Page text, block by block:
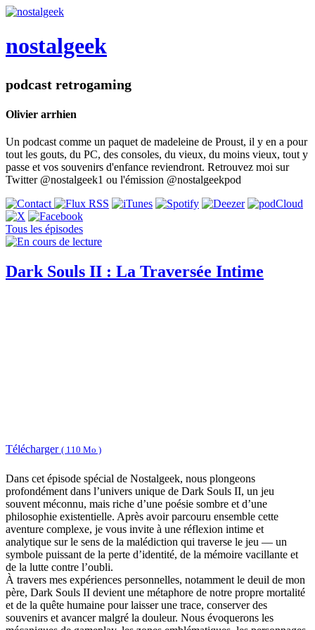
nostalgeek
podcast retrogaming
Olivier arrhien
Un podcast comme un paquet de madeleine de Proust, il y en a pour
tout les gouts, du PC, des consoles, du vieux, du moins vieux, tout y
passe et vos souvenirs d'enfance reviendront. Retrouvez moi sur
Twitter @nostalgeek1 ou l'émission @nostalgeekpod
Tous les épisodes
Dark Souls II : La Traversée Intime
Télécharger ( 110 Mo )
Dans cet épisode spécial de Nostalgeek, nous plongeons
profondément dans l’univers unique de Dark Souls II, un jeu
souvent méconnu, mais riche d’une poésie sombre et d’une
philosophie existentielle. Après avoir parcouru ensemble cette
aventure complexe, je vous invite à une réflexion intime et
analytique sur le sens de la malédiction qui traverse le jeu — un
symbole puissant de la perte d’identité, de la mémoire vacillante et
de la lutte contre l’oubli.
À travers mes expériences personnelles, notamment le deuil de mon
père, Dark Souls II devient une métaphore de notre propre mortalité
et de la quête humaine pour laisser une trace, conserver des
souvenirs et avancer malgré la douleur. Nous évoquerons les